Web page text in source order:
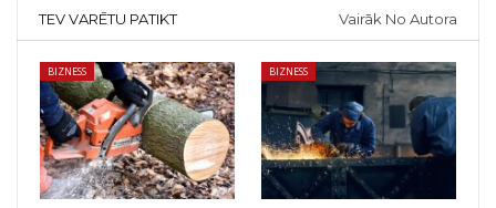
TEV VARĒTU PATIKT Vairāk No Autora
BIZNESS BIZNESS